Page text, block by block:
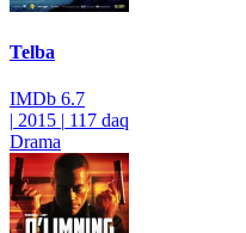
Telba
IMDb 6.7
| 2015 | 117 daq
Drama